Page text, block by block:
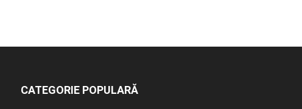
CATEGORIE POPULARĂ